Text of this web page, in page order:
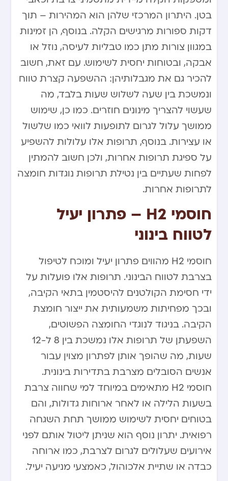
בטן. היתרון המרכזי שלהן הוא המהירות – תוך
דקות ספורות מרגישים הקלה. בנוסף, הן זמינות
במגוון צורות מתן כמו טבליות לעיסה, נוזל או
אבקה, ובטוחות יחסית לשימוש. עם זאת, חשוב
להכיר גם את מגבלותיהן: ההשפעה קצרת טווח
ונמשכת בין שעה לשלוש שעות בלבד, מה
שעשוי להצריך מינונים חוזרים. כמו כן, שימוש
ממושך עלול לגרום לתופעות לוואי כמו שלשול
או עצירות. בנוסף, תרופות אלו עלולות להשפיע
על ספיגת תרופות אחרות, ולכן חשוב להמתין
לפחות שעתיים בין נטילת תרופות נוגדות חומצה
לתרופות אחרות.
חוסמי H2 – פתרון יעיל
לטווח בינוני
חוסמי H2 מהווים פתרון יעיל ומוכח לטיפול
בצרבת לטווח הבינוני. תרופות אלו פועלות על
ידי חסימת הקולטנים להיסטמין בתאי הקיבה,
ובכך מפחיתות משמעותית את ייצור חומצת
הקיבה. בניגוד לנוגדי החומצה הפשוטים,
השפעתן של תרופות אלו נמשכת בין 8 ל-12
שעות, מה שהופך אותן לפתרון מצוין עבור
אנשים הסובלים מצרבת בתדירות בינונית.
חוסמי H2 מתאימים במיוחד למי שחווה צרבת
בשעות הלילה או לאחר ארוחות גדולות, והם
בטוחים יחסית לשימוש ממושך תחת השגחה
רפואית. יתרון נוסף הוא שניתן ליטול אותם לפני
אירועים שעלולים לגרום לצרבת, כמו ארוחה
כבדה או שתיית אלכוהול, כאמצעי מניעה יעיל.